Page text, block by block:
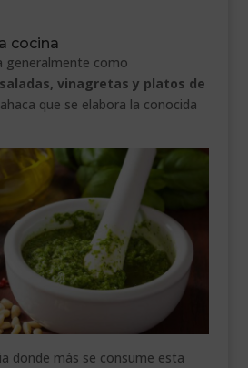
cocina
generalmente como
vinagretas y platos de
que se elabora la conocida
donde más se consume esta